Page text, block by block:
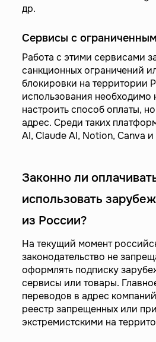
др.
Сервисы с
Работа с этими сервисами
санкционных ограничений
блокировки на территории
использования необходимо
настроить способ оплаты,
адрес. Среди таких
AI, Claude AI, Notion, Canva и
Законно ли
использовать
из России?
На текущий момент
законодательство не
оформлять подписку
сервисы или товары.
переводов в адрес
реестр запрещенных или
экстремистскими на